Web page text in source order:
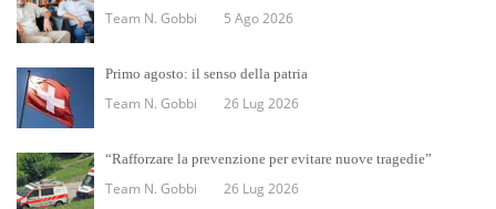
Team N. Gobbi 5 Ago 2026
Primo agosto: il senso della patria
Team N. Gobbi 26 Lug 2026
“Rafforzare la prevenzione per evitare nuove tragedie”
Team N. Gobbi 26 Lug 2026